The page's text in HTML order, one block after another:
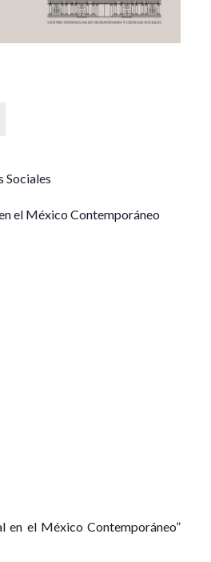
Sociales
el México Contemporáneo
en el México Contemporáneo”